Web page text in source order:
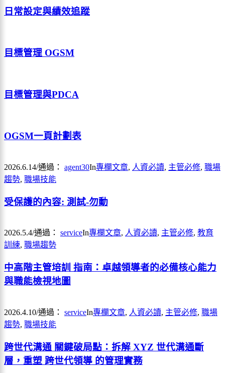
日常設定與績效追蹤
目標管理 OGSM
目標管理與PDCA
OGSM一頁計劃表
2026.6.14/通過： agent30In專欄文章, 人資必讀, 主管必修, 職場
趨勢, 職場技能
受保護的內容: 測試-勿動
2026.5.4/通過： serviceIn專欄文章, 人資必讀, 主管必修, 教育
訓練, 職場趨勢
中高階主管培訓 指南：卓越領導者的必備核心能力
與職能檢視地圖
2026.4.10/通過： serviceIn專欄文章, 人資必讀, 主管必修, 職場
趨勢, 職場技能
跨世代溝通 關鍵破局點：拆解 XYZ 世代溝通斷
層，重塑 跨世代領導 的管理實務